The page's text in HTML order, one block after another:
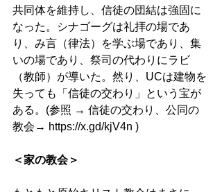
共同体を維持し、信徒の団結は強固に
なった。シナゴーグは礼拝の場であ
り、み言（律法）を学ぶ場であり、集
いの場であり、祭司の代わりにラビ
（教師）が導いた。然り、UCは建物を
失っても「信徒の交わり」という宝が
ある。(参照 → 信徒の交わり、公同の
教会→ https://x.gd/kjV4n )
＜家の教会＞